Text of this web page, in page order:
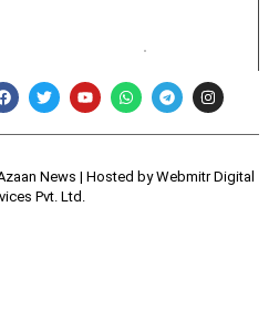
News | Hosted byWebmitr Digital
Pvt. Ltd.